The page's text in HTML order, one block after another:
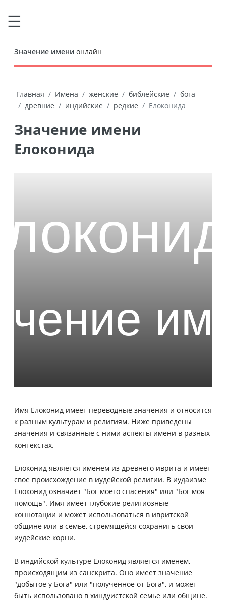
Значение имени онлайн
Главная Имена женские библейские
бога
древние
индийские редкие Елоконида
Значение имени
Елоконида
Имя Елоконид имеет переводные значения и относится
к разным культурам и религиям. Ниже приведены
значения и связанные с ними аспекты имени в разных
контекстах.
Елоконид является именем из древнего иврита и имеет
свое происхождение в иудейской религии. В иудаизме
Елоконид означает "Бог моего спасения" или "Бог моя
помощь". Имя имеет глубокие религиозные
коннотации и может использоваться в ивритской
общине или в семье, стремящейся сохранить свои
иудейские корни.
В индийской культуре Елоконид является именем,
происходящим из санскрита. Оно имеет значение
"добытое у Бога" или "полученное от Бога", и может
быть использовано в хиндуистской семье или общине.